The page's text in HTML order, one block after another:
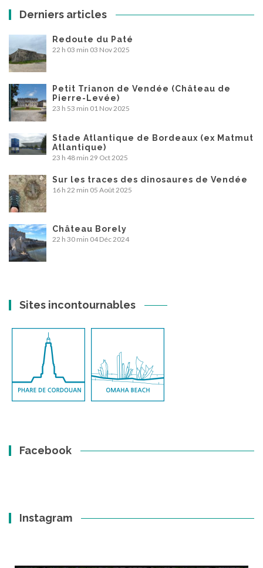
Derniers articles
Redoute du Paté
22 h 03 min 03 Nov 2025
Petit Trianon de Vendée (Château de
Pierre-Levée)
23 h 53 min 01 Nov 2025
Stade Atlantique de Bordeaux (ex Matmut
Atlantique)
23 h 48 min 29 Oct 2025
Sur les traces des dinosaures de Vendée
16 h 22 min 05 Août 2025
Château Borely
22 h 30 min 04 Déc 2024
Sites incontournables
Facebook
Instagram